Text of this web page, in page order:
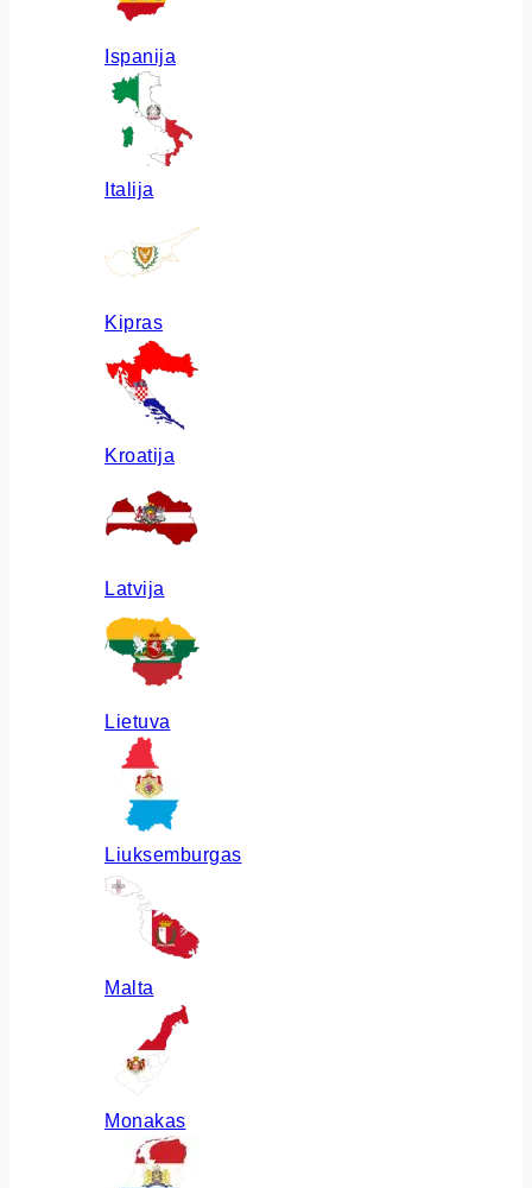
Ispanija
Italija
Kipras
Kroatija
Latvija
Lietuva
Liuksemburgas
Malta
Monakas